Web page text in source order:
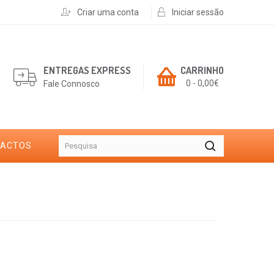
Criar uma conta Iniciar sessão
CARRINHO
0 - 0,00€
ENTREGAS EXPRESS
Fale Connosco